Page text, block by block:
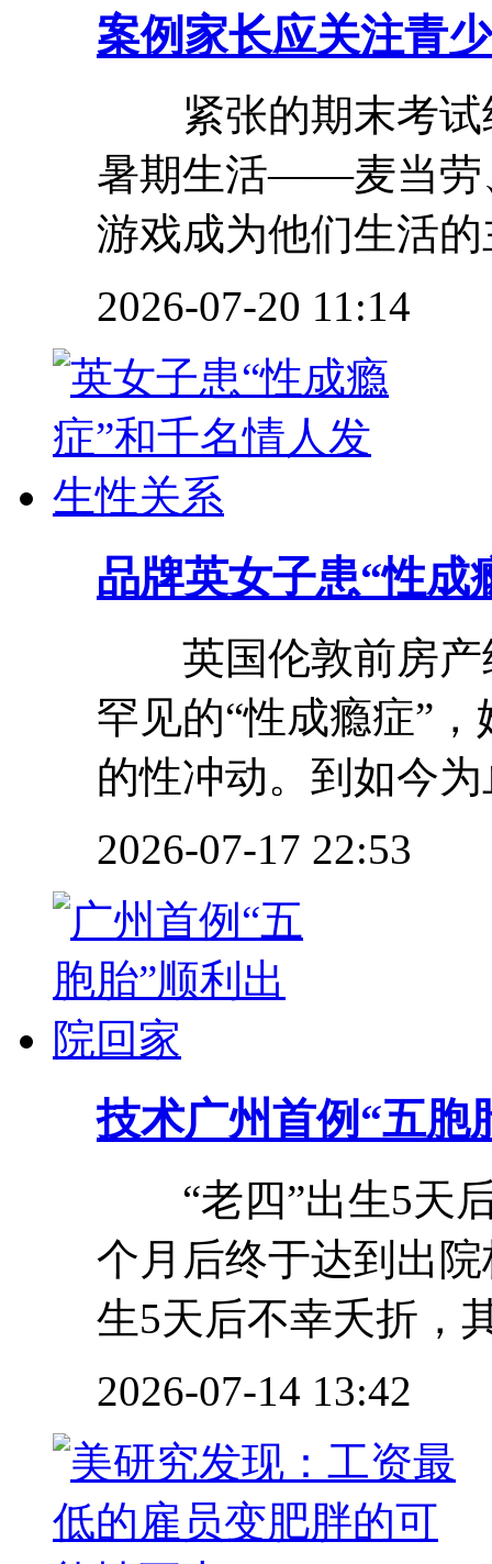
案例家长应关注青
紧张的期末考试
暑期生活——麦当劳
游戏成为他们生活
2026-07-20 11:14
品牌英女子患“性成
英国伦敦前房产
罕见的“性成瘾症”
的性冲动。到如今
2026-07-17 22:53
技术广州首例“五胞
“老四”出生5天后
个月后终于达到出
生5天后不幸夭折，
2026-07-14 13:42